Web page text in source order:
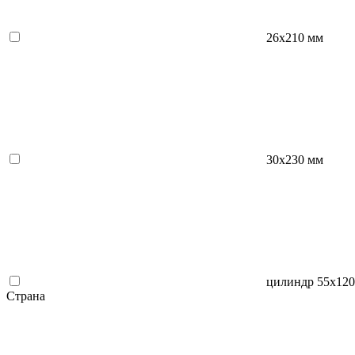
26х210 мм
30х230 мм
цилиндр
Страна